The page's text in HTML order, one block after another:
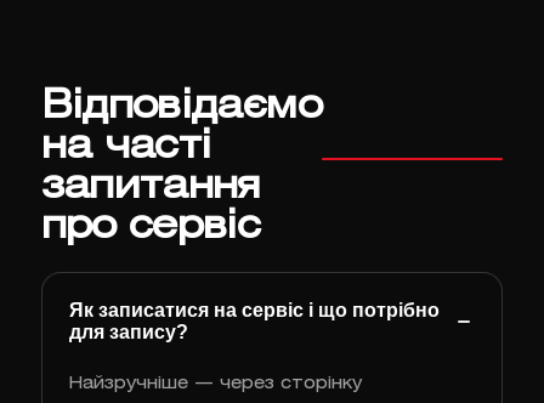
Відповідаємо
на часті
запитання
про сервіс
Як записатися на сервіс і що потрібно
для запису?
Найзручніше — через сторінку